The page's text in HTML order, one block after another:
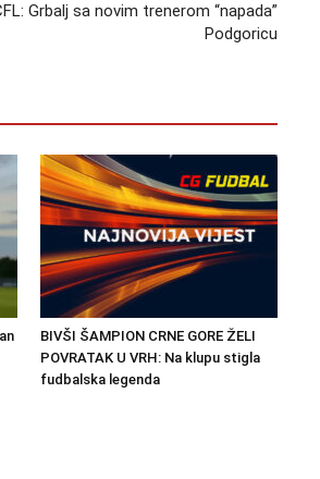
Grbalj sa novim trenerom “napada”
Podgoricu
BIVŠI ŠAMPION CRNE GORE ŽELI
POVRATAK U VRH: Na klupu stigla
fudbalska legenda